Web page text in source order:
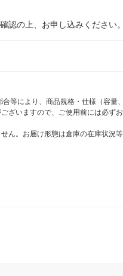
認の上、お申し込みください。
等により、商品規格・仕様（容量
ざいますので、ご使用前には必ず
ん。お届け形態は倉庫の在庫状況